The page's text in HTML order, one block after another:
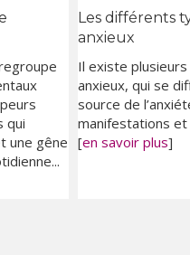
qui
une gêne
Les différents
anxieux
Il existe
anxieux, qui se
source de
manifestations et
[en savoir plus]